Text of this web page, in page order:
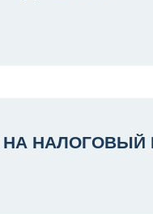
НА НАЛОГОВЫЙ